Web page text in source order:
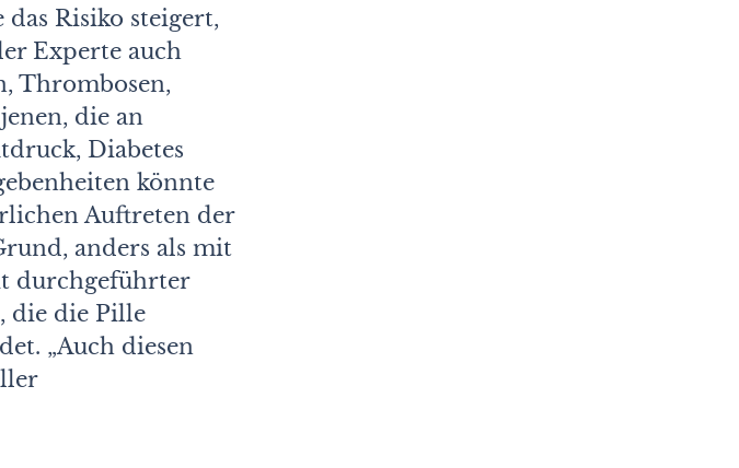
Risiko steigert,
Experte auch
Thrombosen,
die an
Diabetes
könnte
Auftreten der
anders als mit
durchgeführter
die die Pille
„Auch diesen